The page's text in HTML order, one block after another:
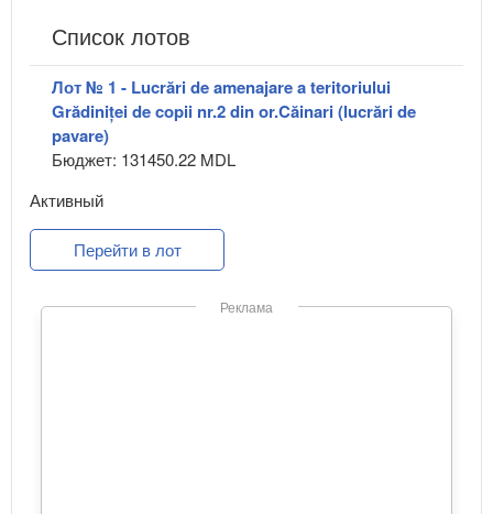
Список лотов
Лот № 1 - Lucrări de amenajare a teritoriului
Grădiniței de copii nr.2 din or.Căinari (lucrări de
pavare)
Бюджет: 131450.22 MDL
Активный
Перейти в лот
Реклама